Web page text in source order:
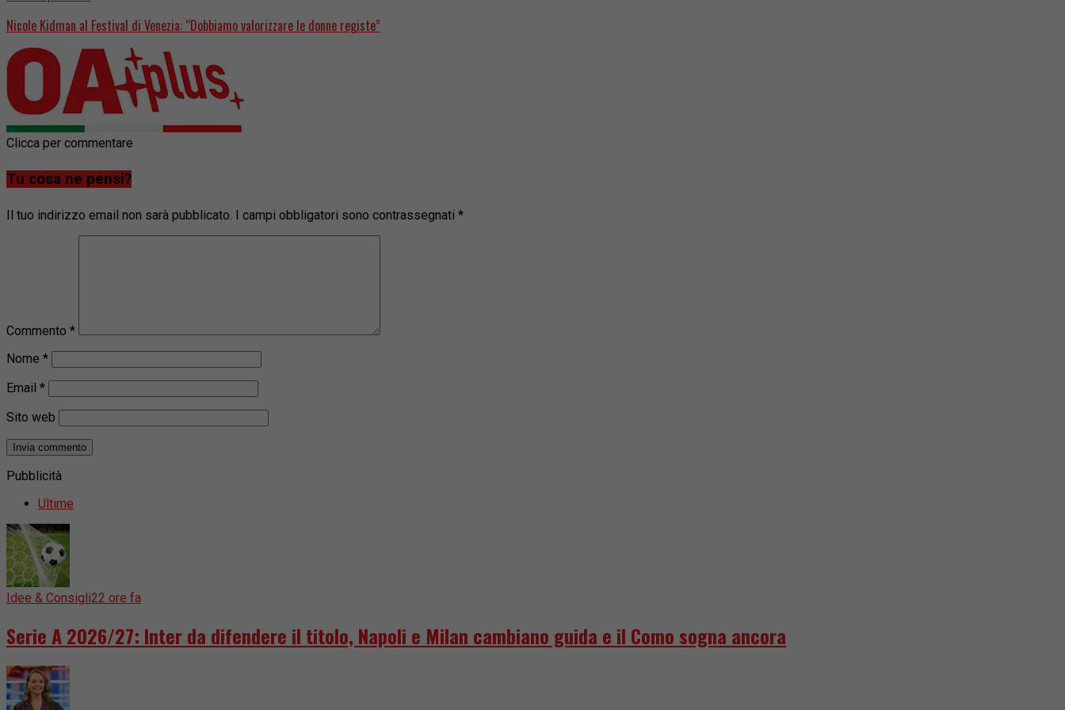
Nicole Kidman al Festival di Venezia: “Dobbiamo valorizzare le donne registe”
Clicca per commentare
Tu cosa ne pensi?
Il tuo indirizzo email non sarà pubblicato. I campi obbligatori sono contrassegnati *
Commento *
Nome *
Email *
Sito web
Pubblicità
Ultime
Idee & Consigli22 ore fa
Serie A 2026/27: Inter da difendere il titolo, Napoli e Milan cambiano guida e il Como sogna ancora